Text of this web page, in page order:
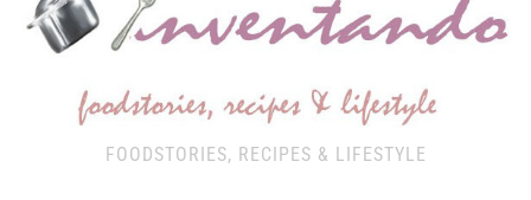
FOODSTORIES, RECIPES & LIFESTYLE